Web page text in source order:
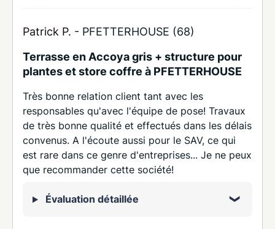
Patrick P. - PFETTERHOUSE (68)
Terrasse en Accoya gris + structure pour
plantes et store coffre à PFETTERHOUSE
Très bonne relation client tant avec les
responsables qu'avec l'équipe de pose! Travaux
de très bonne qualité et effectués dans les délais
convenus. A l'écoute aussi pour le SAV, ce qui
est rare dans ce genre d'entreprises... Je ne peux
que recommander cette société!
Évaluation détaillée